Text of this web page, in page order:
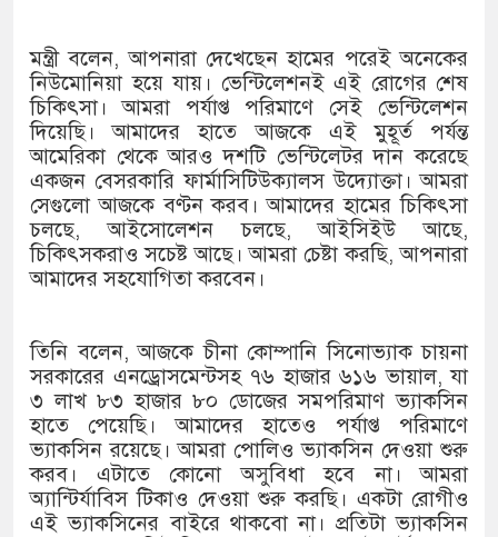
খিলক্ষেত থানা বিএনপির যুগ্ম
দেশের ৬ অঞ্চলে ঝড়ের আভাস
সার্ককে আরও গতিশীল করতে চায়
প্রেমের সম্পর্ক ছিন্ন না করায় মা-
প্রধানমন্ত্রীর সঙ্গে নবনিযুক্ত
অবশেষে পদত্যাগ করলেন ভারতের
জামায়াত ফেরেশতাদের দল নয়,
মন্ত্রী বলেন, আপনারা দেখেছেন হামের পরেই অনেকের
নিউমোনিয়া হয়ে যায়। ভেন্টিলেশনই এই রোগের শেষ
চিকিৎসা। আমরা পর্যাপ্ত পরিমাণে সেই ভেন্টিলেশন
দিয়েছি। আমাদের হাতে আজকে এই মুহূর্ত পর্যন্ত
আমেরিকা থেকে আরও দশটি ভেন্টিলেটর দান করেছে
একজন বেসরকারি ফার্মাসিটিউক্যালস উদ্যােক্তা। আমরা
সেগুলো আজকে বণ্টন করব। আমাদের হামের চিকিৎসা
চলছে, আইসোলেশন চলছে, আইসিইউ আছে,
চিকিৎসকরাও সচেষ্ট আছে। আমরা চেষ্টা করছি, আপনারা
আমাদের সহযোগিতা করবেন।
তিনি বলেন, আজকে চীনা কোম্পানি সিনোভ্যাক চায়না
সরকারের এনড্রোসমেন্টসহ ৭৬ হাজার ৬১৬ ভায়াল, যা
৩ লাখ ৮৩ হাজার ৮০ ডোজের সমপরিমাণ ভ্যাকসিন
হাতে পেয়েছি। আমাদের হাতেও পর্যাপ্ত পরিমাণে
ভ্যাকসিন রয়েছে। আমরা পোলিও ভ্যাকসিন দেওয়া শুরু
করব। এটাতে কোনো অসুবিধা হবে না। আমরা
অ্যান্টির্যাবিস টিকাও দেওয়া শুরু করছি। একটা রোগীও
এই ভ্যাকসিনের বাইরে থাকবো না। প্রতিটা ভ্যাকসিন